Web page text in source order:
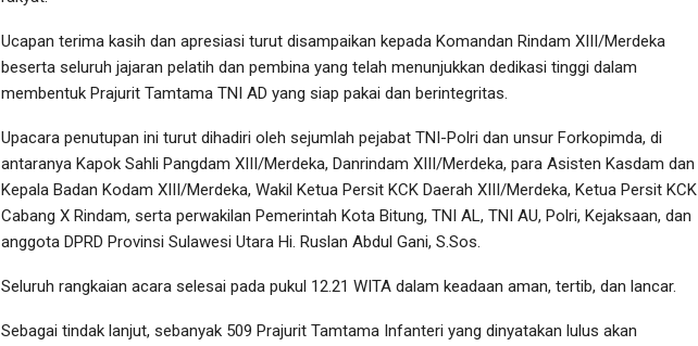
Ucapan terima kasih dan apresiasi turut disampaikan kepada Komandan Rindam XIII/Merdeka
beserta seluruh jajaran pelatih dan pembina yang telah menunjukkan dedikasi tinggi dalam
membentuk Prajurit Tamtama TNI AD yang siap pakai dan berintegritas.
Upacara penutupan ini turut dihadiri oleh sejumlah pejabat TNI-Polri dan unsur Forkopimda, di
antaranya Kapok Sahli Pangdam XIII/Merdeka, Danrindam XIII/Merdeka, para Asisten Kasdam dan
Kepala Badan Kodam XIII/Merdeka, Wakil Ketua Persit KCK Daerah XIII/Merdeka, Ketua Persit KCK
Cabang X Rindam, serta perwakilan Pemerintah Kota Bitung, TNI AL, TNI AU, Polri, Kejaksaan, dan
anggota DPRD Provinsi Sulawesi Utara Hi. Ruslan Abdul Gani, S.Sos.
Seluruh rangkaian acara selesai pada pukul 12.21 WITA dalam keadaan aman, tertib, dan lancar.
Sebagai tindak lanjut, sebanyak 509 Prajurit Tamtama Infanteri yang dinyatakan lulus akan